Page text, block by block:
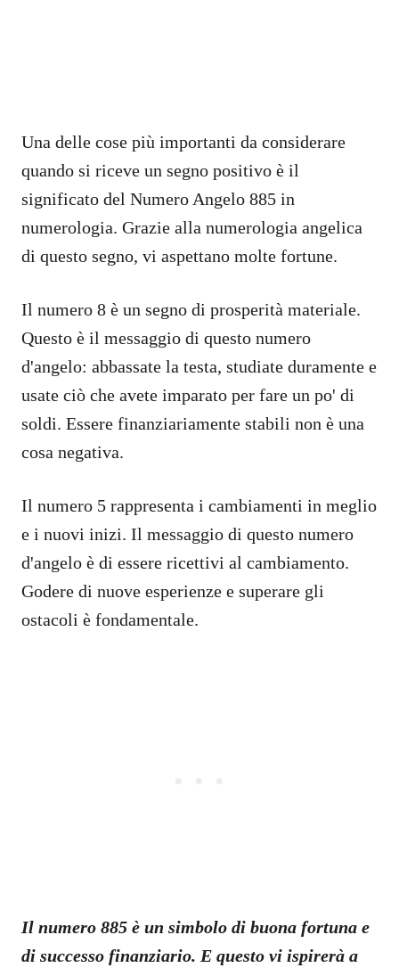
Una delle cose più importanti da considerare
quando si riceve un segno positivo è il
significato del Numero Angelo 885 in
numerologia. Grazie alla numerologia angelica
di questo segno, vi aspettano molte fortune.
Il numero 8 è un segno di prosperità materiale.
Questo è il messaggio di questo numero
d'angelo: abbassate la testa, studiate duramente e
usate ciò che avete imparato per fare un po' di
soldi. Essere finanziariamente stabili non è una
cosa negativa.
Il numero 5 rappresenta i cambiamenti in meglio
e i nuovi inizi. Il messaggio di questo numero
d'angelo è di essere ricettivi al cambiamento.
Godere di nuove esperienze e superare gli
ostacoli è fondamentale.
Il numero 885 è un simbolo di buona fortuna e
di successo finanziario. E questo vi ispirerà a